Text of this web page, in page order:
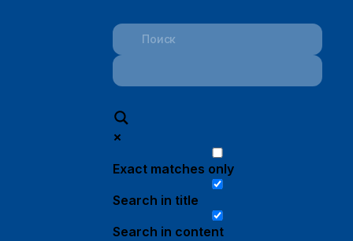
Exact matches only
Search in title
Search in content